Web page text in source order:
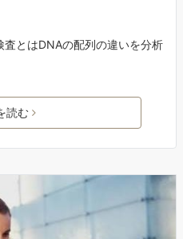
査とはDNAの配列の違いを分析
読む